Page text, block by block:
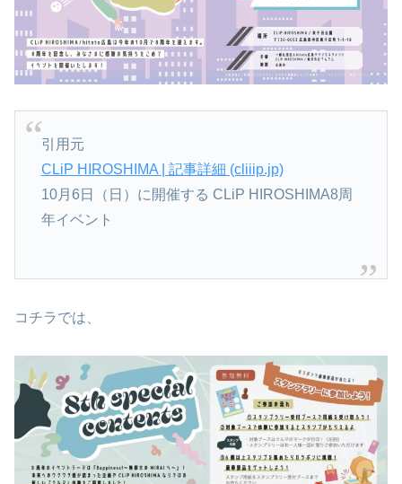
引用元
CLiP HIROSHIMA | 記事詳細 (cliiip.jp)
10月6日（日）に開催する CLiP HIROSHIMA8周
年イベント
コチラでは、